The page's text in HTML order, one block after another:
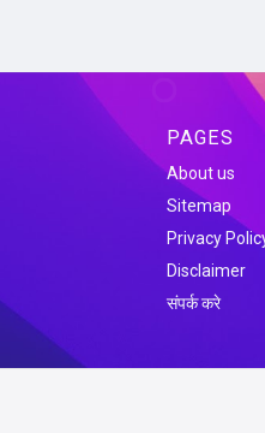
PAGES
About us
Sitemap
Privacy
Disclaimer
संपर्क करे